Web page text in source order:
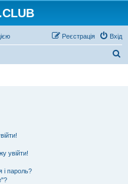
Вхід
Реєстрація
увійти!
і пароль?